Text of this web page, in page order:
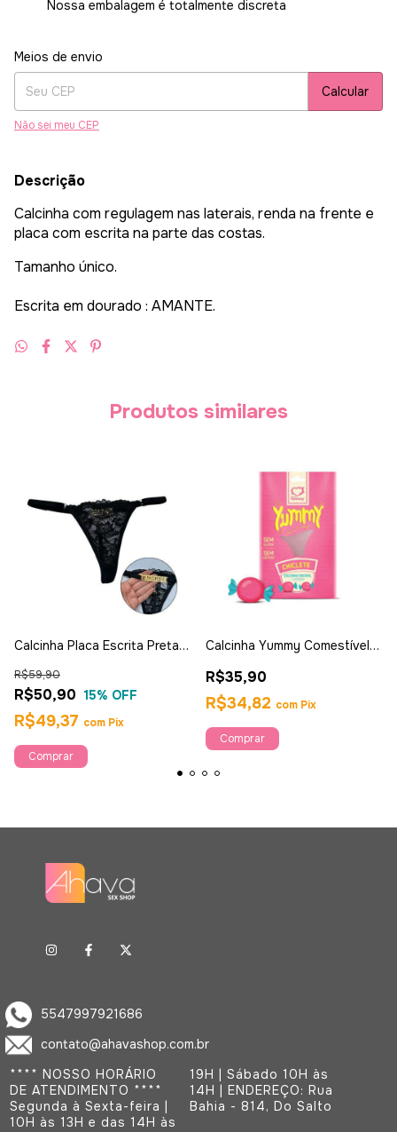
Nossa embalagem é totalmente discreta
Entregas para o CEP:
Meios de envio
Calcular
Não sei meu CEP
Descrição
Calcinha com regulagem nas laterais, renda na frente e
placa com escrita na parte das costas.
Tamanho único.
Escrita em dourado : AMANTE.
Produtos similares
Calcinha Placa Escrita Preta -
R$50,90
R$59,90
15% OFF
R$49,37 com Pix
Comprar
Calcinha Yummy Comestível
Fantasy
R$35,90
R$34,82 com Pix
5547997921686
contato@ahavashop.com.br
**** NOSSO HORÁRIO
DE ATENDIMENTO ****
Segunda à Sexta-feira |
10H às 13H e das 14H às
19H | Sábado 10H às
14H | ENDEREÇO: Rua
Bahia - 814, Do Salto